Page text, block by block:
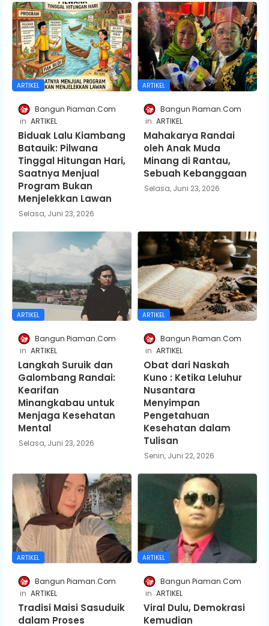
ARTIKEL
Bangun Piaman.Com
ARTIKEL
Biduak Lalu Kiambang
Batauik: Pilwana
Tinggal Hitungan Hari,
Saatnya Menjual
Program Bukan
Menjelekkan Lawan
Selasa, Juni 23, 2026
ARTIKEL
Bangun Piaman.Com
ARTIKEL
Mahakarya Randai
oleh Anak Muda
Minang di Rantau,
Sebuah Kebanggaan
Selasa, Juni 23, 2026
ARTIKEL
Bangun Piaman.Com
ARTIKEL
Langkah Suruik dan
Galombang Randai:
Kearifan
Minangkabau untuk
Menjaga Kesehatan
Mental
Selasa, Juni 23, 2026
ARTIKEL
Bangun Piaman.Com
ARTIKEL
Obat dari Naskah
Kuno : Ketika Leluhur
Nusantara
Menyimpan
Pengetahuan
Kesehatan dalam
Tulisan
Senin, Juni 22, 2026
ARTIKEL
Bangun Piaman.Com
ARTIKEL
Tradisi Maisi Sasuduik
dalam Proses
ARTIKEL
Bangun Piaman.Com
ARTIKEL
Viral Dulu, Demokrasi
Kemudian